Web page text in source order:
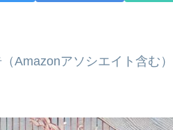
Amazonアソシエイト含む）